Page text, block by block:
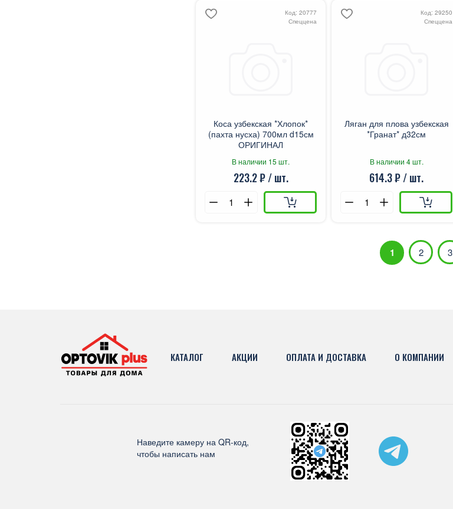
Код: 20777
Спеццена
Коса узбекская *Хлопок*
(пахта нусха) 700мл d15см
ОРИГИНАЛ
В наличии 15 шт.
223.2 ₽ / шт.
Код: 29250
Спеццена
Ляган для плова узбекская
*Гранат* д32см
В наличии 4 шт.
614.3 ₽ / шт.
1 2 3
КАТАЛОГ АКЦИИ ОПЛАТА И ДОСТАВКА О КОМПАНИИ
Наведите камеру на QR-код,
чтобы написать нам